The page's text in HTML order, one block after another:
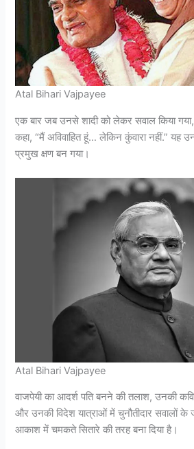
Atal Bihari Vajpayee
एक बार जब उनसे शादी को लेकर सवाल किया गया,
कहा, “मैं अविवाहित हूं… लेकिन कुंवारा नहीं.” यह
प्रमुख क्षण बन गया।
Atal Bihari Vajpayee
वाजपेयी का आदर्श पति बनने की तलाश, उनकी
और उनकी विदेश यात्राओं में चुनौतीदार सवालों
आकाश में चमकते सितारे की तरह बना दिया है।